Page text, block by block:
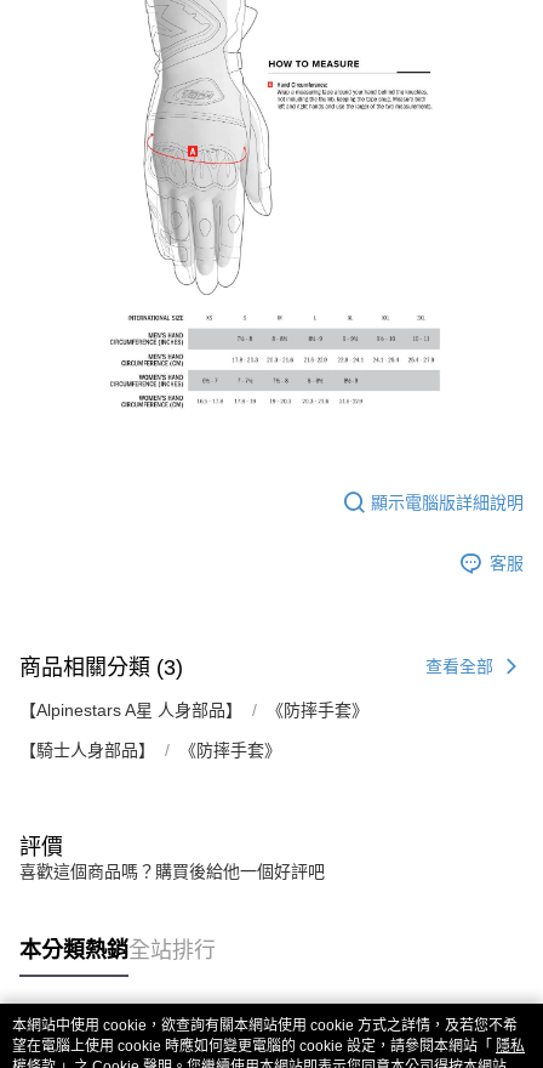
１．透過由恩沛科技股份有限公司提供之「AFTEE先享後付」服務完成之交
易，需依本服務之必要範圍內提供個人資料，並將交易相關給付款項請求債
權轉讓予恩沛科技股份有限公司。
２．關於個人資料處理事宜，請瀏覽以下網址：
https://aftee.tw/terms/#terms3
３．未成年的使用者請事先徵得法定代理人或監護人之同意方可使用
「AFTEE先享後付」，若未經同意申辦者引起之損失，本公司不負相關責
４．使用「AFTEE先享後付」時，將依據個別帳號之用戶狀況，依本公司即
時審查核予不同之上限額度；若仍有額度不足之情形，本公司將視審查結果
請求用戶進行身份認證。
５．嚴禁一人註冊多個帳號或使用他人資訊註冊。若發現惡意使用之情形，
恩沛科技股份有限公司將有權停止該用戶之使用額度並採取法律行動。
每筆NT$80，滿NT$1,999(含以上)免運費
顯示電腦版詳細說明
客服
商品相關分類 (3) 查看全部
【Alpinestars A星 人身部品】 《防摔手套》
【騎士人身部品】 《防摔手套》
評價
喜歡這個商品嗎？購買後給他一個好評吧
本分類熱銷全站排行
熱門標籤
本網站中使用 cookie，欲查詢有關本網站使用 cookie 方式之詳情，及若您不希
望在電腦上使用 cookie 時應如何變更電腦的 cookie 設定，請參閱本網站「 隱私